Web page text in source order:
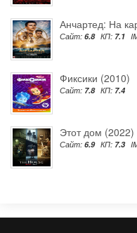
Анчартед: На
Сайт: 6.8 КП: 7.1
Фиксики (2010)
Сайт: 7.8 КП: 7.4
Этот дом (2022)
Сайт: 6.9 КП: 7.3